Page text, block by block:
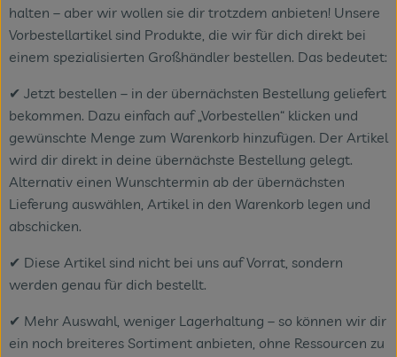
halten – aber wir wollen sie dir trotzdem anbieten! Unsere
Vorbestellartikel sind Produkte, die wir für dich direkt bei
einem spezialisierten Großhändler bestellen. Das bedeutet:
✔ Jetzt bestellen – in der übernächsten Bestellung geliefert
bekommen. Dazu einfach auf „Vorbestellen“ klicken und
gewünschte Menge zum Warenkorb hinzufügen. Der Artikel
wird dir direkt in deine übernächste Bestellung gelegt.
Alternativ einen Wunschtermin ab der übernächsten
Lieferung auswählen, Artikel in den Warenkorb legen und
abschicken.
✔ Diese Artikel sind nicht bei uns auf Vorrat, sondern
werden genau für dich bestellt.
✔ Mehr Auswahl, weniger Lagerhaltung – so können wir dir
ein noch breiteres Sortiment anbieten, ohne Ressourcen zu